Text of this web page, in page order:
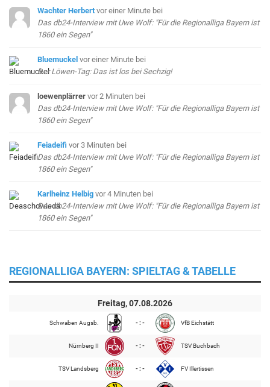
Wachter Herbert vor einer Minute bei
Das db24-Interview mit Uwe Wolf: "Für die Regionalliga Bayern ist
1860 ein Segen"
Bluemuckel vor einer Minute bei
Der Löwen-Tag: Das ist los bei Sechzig!
loewenplärrer vor 2 Minuten bei
Das db24-Interview mit Uwe Wolf: "Für die Regionalliga Bayern ist
1860 ein Segen"
Feiadeifi vor 3 Minuten bei
Das db24-Interview mit Uwe Wolf: "Für die Regionalliga Bayern ist
1860 ein Segen"
Karlheinz Helbig vor 4 Minuten bei
Das db24-Interview mit Uwe Wolf: "Für die Regionalliga Bayern ist
1860 ein Segen"
REGIONALLIGA BAYERN: SPIELTAG & TABELLE
Freitag, 07.08.2026
Schwaben Augsb. - : - VfB Eichstätt
Nürnberg II - : - TSV Buchbach
TSV Landsberg - : - FV Illertissen